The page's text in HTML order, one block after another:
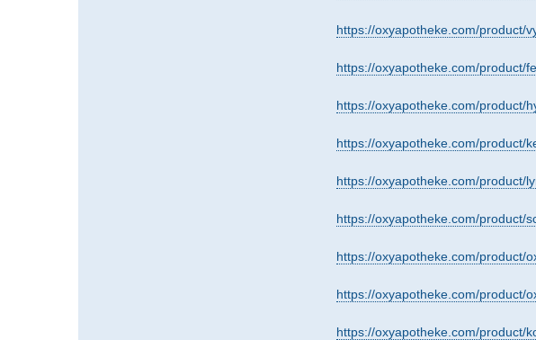
https://oxyapotheke.com/product/
https://oxyapotheke.com/product/
https://oxyapotheke.com/product/
https://oxyapotheke.com/product/
https://oxyapotheke.com/product/
https://oxyapotheke.com/product/
https://oxyapotheke.com/product/
https://oxyapotheke.com/product/
https://oxyapotheke.com/product/